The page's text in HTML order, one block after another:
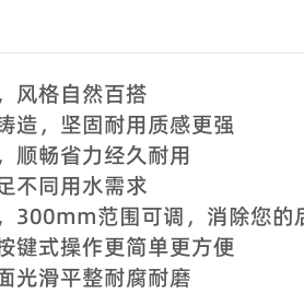
风格自然百搭
造，坚固耐用质感更强
顺畅省力经久耐用
不同用水需求
300mm范围可调，消除您的
键式操作更简单更方便
光滑平整耐腐耐磨